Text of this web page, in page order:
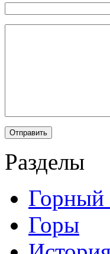
Разделы
Горный
Горы